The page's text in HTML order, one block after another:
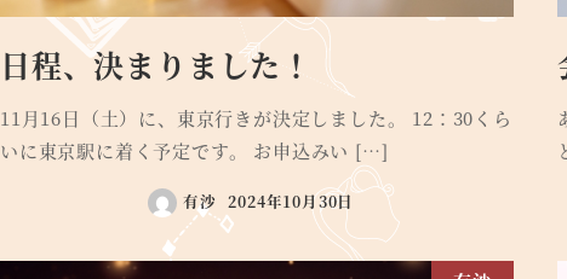
日程、決まりました！
11月16日（土）に、東京行きが決定しました。 12：30くら
いに東京駅に着く予定です。 お申込みい […]
有沙 2024年10月30日